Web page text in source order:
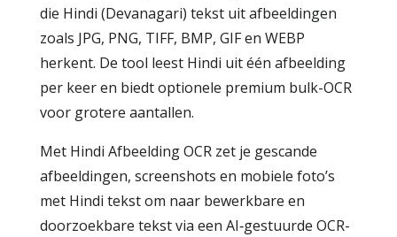
die Hindi (Devanagari) tekst uit afbeeldingen
zoals JPG, PNG, TIFF, BMP, GIF en WEBP
herkent. De tool leest Hindi uit één afbeelding
per keer en biedt optionele premium bulk-OCR
voor grotere aantallen.
Met Hindi Afbeelding OCR zet je gescande
afbeeldingen, screenshots en mobiele foto’s
met Hindi tekst om naar bewerkbare en
doorzoekbare tekst via een AI‑gestuurde OCR-